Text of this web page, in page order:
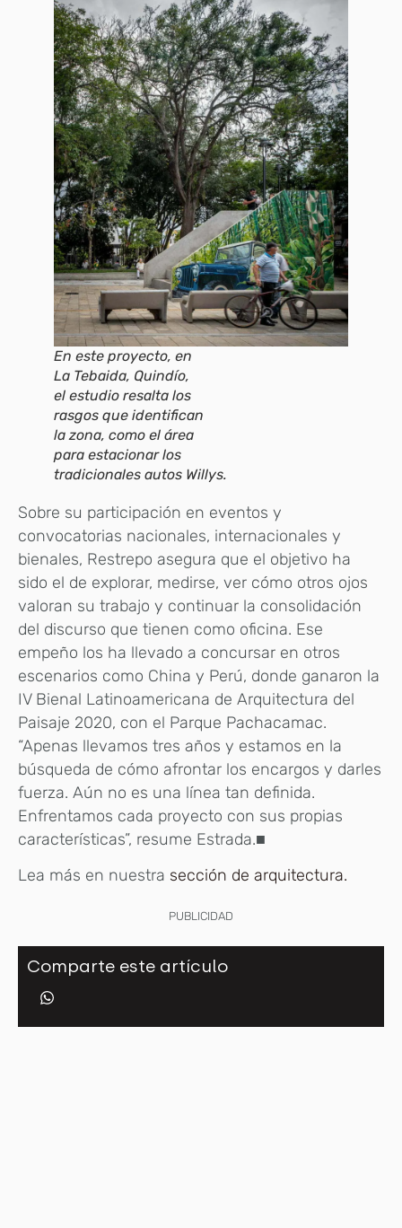
En este proyecto, en
La Tebaida, Quindío,
el estudio resalta los
rasgos que identifican
la zona, como el área
para estacionar los
tradicionales autos Willys.
Sobre su participación en eventos y
convocatorias nacionales, internacionales y
bienales, Restrepo asegura que el objetivo ha
sido el de explorar, medirse, ver cómo otros ojos
valoran su trabajo y continuar la consolidación
del discurso que tienen como oficina. Ese
empeño los ha llevado a concursar en otros
escenarios como China y Perú, donde ganaron la
IV Bienal Latinoamericana de Arquitectura del
Paisaje 2020, con el Parque Pachacamac.
“Apenas llevamos tres años y estamos en la
búsqueda de cómo afrontar los encargos y darles
fuerza. Aún no es una línea tan definida.
Enfrentamos cada proyecto con sus propias
características”, resume Estrada.■
Lea más en nuestra sección de arquitectura.
PUBLICIDAD
Comparte este artículo